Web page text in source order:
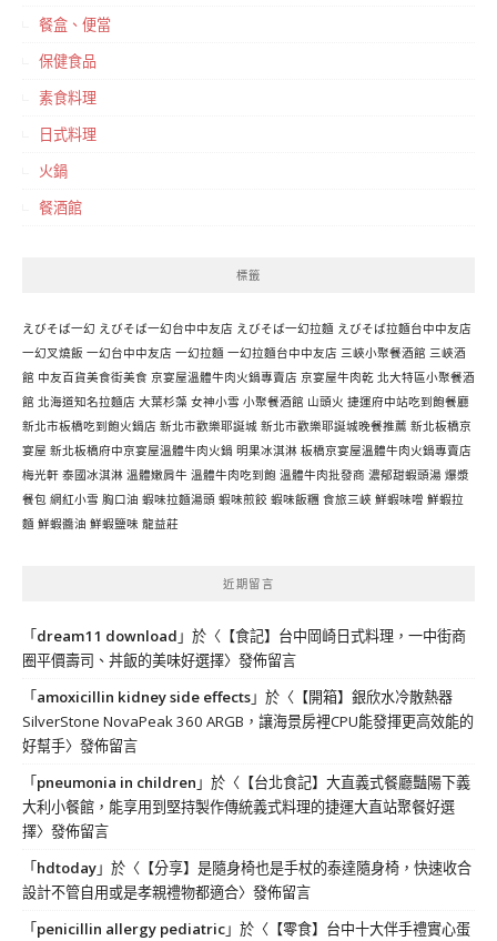
餐盒、便當
保健食品
素食料理
日式料理
火鍋
餐酒館
標籤
えびそば一幻 えびそば一幻台中中友店 えびそば一幻拉麵 えびそば拉麵台中中友店
一幻叉燒飯 一幻台中中友店 一幻拉麵 一幻拉麵台中中友店 三峽小聚餐酒館 三峽酒
館 中友百貨美食街美食 京宴屋溫體牛肉火鍋專賣店 京宴屋牛肉乾 北大特區小聚餐酒
館 北海道知名拉麵店 大葉杉藻 女神小雪 小聚餐酒館 山頭火 捷運府中站吃到飽餐廳
新北市板橋吃到飽火鍋店 新北市歡樂耶誕城 新北市歡樂耶誕城晚餐推薦 新北板橋京
宴屋 新北板橋府中京宴屋溫體牛肉火鍋 明果冰淇淋 板橋京宴屋溫體牛肉火鍋專賣店
梅光軒 泰國冰淇淋 溫體嫩肩牛 溫體牛肉吃到飽 溫體牛肉批發商 濃郁甜蝦頭湯 爆漿
餐包 網紅小雪 胸口油 蝦味拉麵湯頭 蝦味煎餃 蝦味飯糰 食旅三峽 鮮蝦味噌 鮮蝦拉
麵 鮮蝦醬油 鮮蝦鹽味 龍益莊
近期留言
「dream11 download 」於〈 【食記】台中岡崎日式料理，一中街商
圈平價壽司、丼飯的美味好選擇〉發佈留言
「amoxicillin kidney side effects」於〈 【開箱】銀欣水冷散熱器
SilverStone NovaPeak 360 ARGB，讓海景房裡CPU能發揮更高效能的
好幫手〉發佈留言
「pneumonia in children 」於〈 【台北食記】大直義式餐廳豔陽下義
大利小餐館，能享用到堅持製作傳統義式料理的捷運大直站聚餐好選
擇〉發佈留言
「hdtoday」於〈 【分享】是隨身椅也是手杖的泰達隨身椅，快速收合
設計不管自用或是孝親禮物都適合〉發佈留言
「penicillin allergy pediatric」於〈 【零食】台中十大伴手禮實心蛋